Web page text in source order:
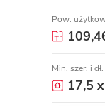
Pow.
Min. szer. i
17,5